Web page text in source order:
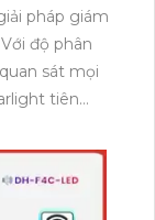
pháp giám
độ phân
sát mọi
tiên
sắc nét